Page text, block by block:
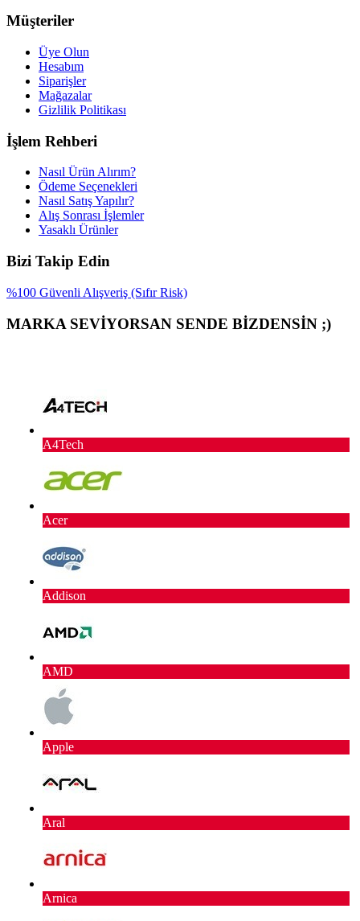
Müşteriler
Üye Olun
Hesabım
Siparişler
Mağazalar
Gizlilik Politikası
İşlem Rehberi
Nasıl Ürün Alırım?
Ödeme Seçenekleri
Nasıl Satış Yapılır?
Alış Sonrası İşlemler
Yasaklı Ürünler
Bizi Takip Edin
%100 Güvenli Alışveriş (Sıfır Risk)
MARKA SEVİYORSAN SENDE BİZDENSİN ;)
A4Tech
Acer
Addison
AMD
Apple
Aral
Arnica